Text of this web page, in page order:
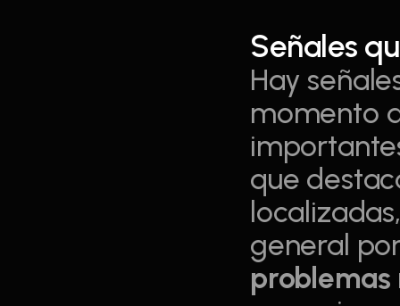
Señales
Hay
momento
que